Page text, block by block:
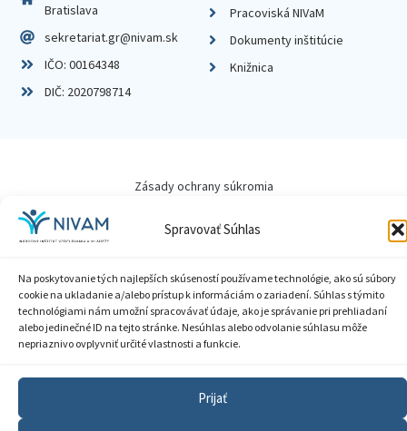
Spravovať Súhlas
Na poskytovanie tých najlepších skúseností používame technológie, ako sú súbory
cookie na ukladanie a/alebo prístup k informáciám o zariadení. Súhlas s týmito
technológiami nám umožní spracovávať údaje, ako je správanie pri prehliadaní
alebo jedinečné ID na tejto stránke. Nesúhlas alebo odvolanie súhlasu môže
nepriaznivo ovplyvniť určité vlastnosti a funkcie.
Prijať
Bratislava
sekretariat.gr@nivam.sk
IČO: 00164348
DIČ: 2020798714
Pracoviská NIVaM
Dokumenty inštitúcie
Knižnica
© 2026 Národný inštitút vzdelávania a mládeže
Zásady ochrany súkromia
Vyhlásenie o prístupnosti
Nastavenia cookies
GDPR